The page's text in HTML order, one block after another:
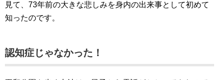
見て、73年前の大きな悲しみを身内の出来事として初めて
知ったのです。
認知症じゃなかった！